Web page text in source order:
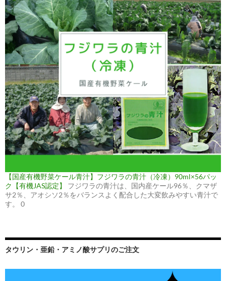
【国産有機野菜ケール青汁】フジワラの青汁（冷凍）90ml×56パッ
ク【有機JAS認定】
フジワラの青汁は、国内産ケール96％、クマザ
サ2％、アオシソ2％をバランスよく配合した大変飲みやすい青汁で
す。 0
タウリン・亜鉛・アミノ酸サプリのご注文